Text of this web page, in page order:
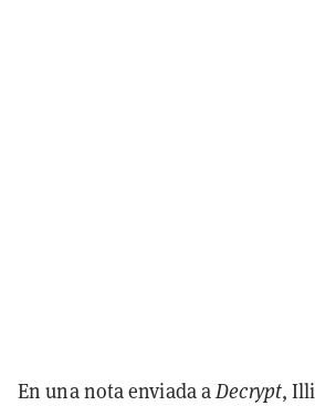
En una nota enviada aDecrypt,